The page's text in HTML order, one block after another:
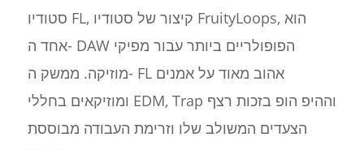
סטודיו FL, קיצור של סטודיו FruityLoops, הוא
אחד ה- DAW הפופולריים ביותר עבור מפיקי
מוזיקה. ממשק ה- FL אהוב מאוד על אמנים
ומוזיקאים בחללי EDM, Trap וההיפ הופ בזכות רצף
הצעדים המשולב שלו וזרימת העבודה מבוססת